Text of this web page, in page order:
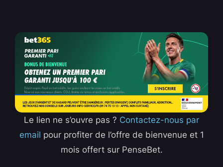
Le lien ne s’ouvre pas ? Contactez-nous par
email pour profiter de l’offre de bienvenue et 1
mois offert sur PenseBet.